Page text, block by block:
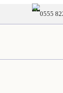
0555